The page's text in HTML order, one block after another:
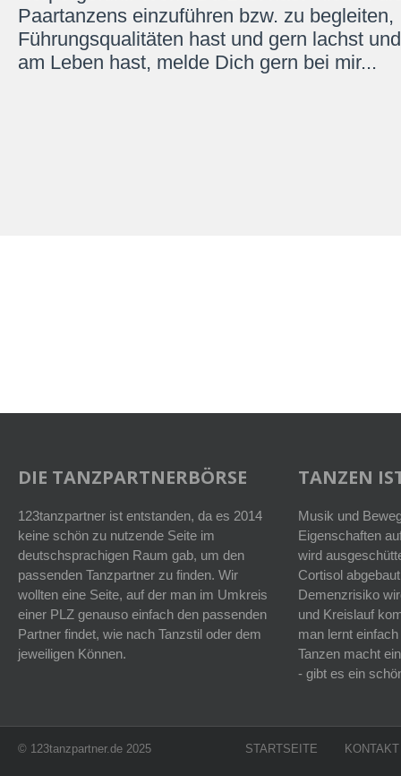
Paartanzens einzuführen bzw. zu begleiten,
Führungsqualitäten hast und gern lachst
am Leben hast, melde Dich gern bei mir...
DIE TANZPARTNERBÖRSE
123tanzpartner ist entstanden, da es 2014
keine schön zu nutzende Seite im
deutschsprachigen Raum gab, um den
passenden Tanzpartner zu finden. Wir
wollten eine Seite, auf der man im Umkreis
einer PLZ genauso einfach den passenden
Partner findet, wie nach Tanzstil oder dem
jeweiligen Können.
TANZEN
Musik und
Eigenschaften
wird
Cortisol
Demenzrisiko
und Kreislauf
man lernt
Tanzen macht
- gibt es ein
© 123tanzpartner.de 2025 STARTSEITE